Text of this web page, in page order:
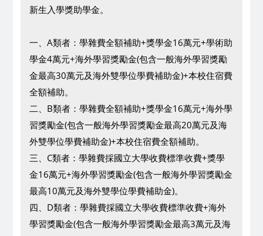
新生入學獎助學金。
一、A類者：學雜費全額補助+獎學金16萬元+學術助
學金4萬元+海外學習獎勵金(包含一般海外學習獎勵
金最高30萬元及海外雙學位學費補助金)+本校住宿費
全額補助。
二、B類者：學雜費全額補助+獎學金16萬元+海外學
習獎勵金(包含一般海外學習獎勵金最高20萬元及海
外雙學位學費補助金)+本校住宿費全額補助。
三、C類者：學雜費採國立大學收費標準收費+獎學
金16萬元+海外學習獎勵金(包含一般海外學習獎勵金
最高10萬元及海外雙學位學費補助金)。
四、D類者：學雜費採國立大學收費標準收費+海外
學習獎勵金(包含一般海外學習獎勵金最高3萬元及海